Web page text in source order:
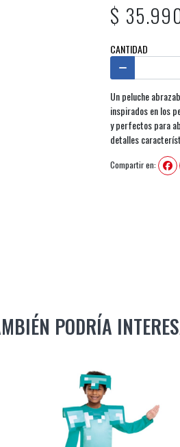
$
CANTIDAD
Un peluche
inspirados en los
y perfectos para
detalles
Compartir en:
PODRÍA